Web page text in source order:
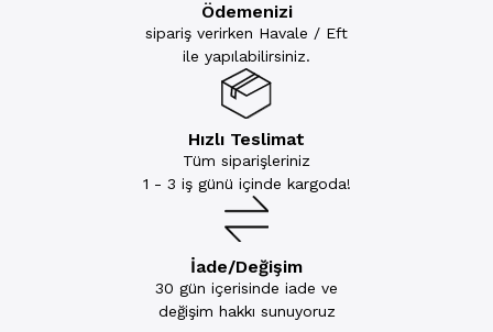
Ödemenizi
sipariş verirken Havale / Eft
ile yapılabilirsiniz.
Hızlı Teslimat
Tüm siparişleriniz
1 - 3 iş günü içinde kargoda!
İade/Değişim
30 gün içerisinde iade ve
değişim hakkı sunuyoruz